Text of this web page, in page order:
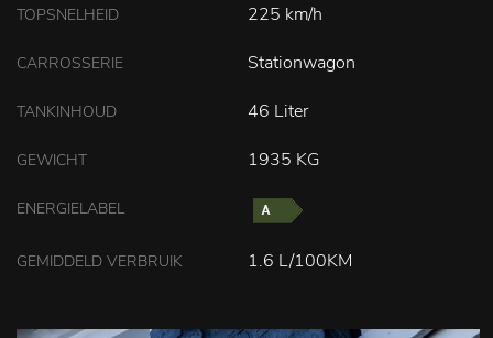
TOPSNELHEID 225 km/h
CARROSSERIE Stationwagon
TANKINHOUD 46 Liter
GEWICHT 1935 KG
ENERGIELABEL
GEMIDDELD VERBRUIK 1.6 L/100KM